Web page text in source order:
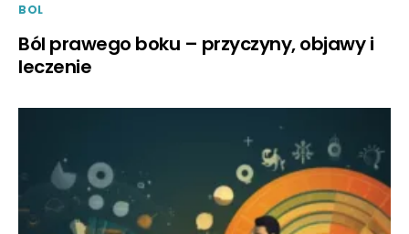
BOL
Ból prawego boku – przyczyny, objawy i
leczenie